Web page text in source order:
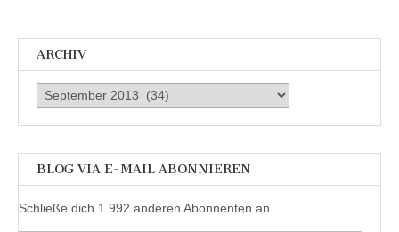
ARCHIV
Archiv
BLOG VIA E-MAIL ABONNIEREN
Schließe dich 1.992 anderen Abonnenten an